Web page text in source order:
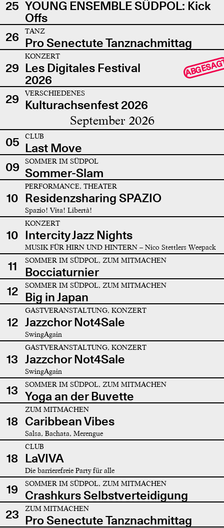
25 YOUNG ENSEMBLE SÜDPOL: Kick
Offs
26
TANZ
Pro Senectute Tanznachmittag
29
KONZERT
Les Digitales Festival
2026
29 VERSCHIEDENES
Kulturachsenfest 2026
September 2026
05 CLUB
Last Move
09
SOMMER IM SÜDPOL
Sommer-Slam
10
PERFORMANCE, THEATER
Residenzsharing SPAZIO
Spazio! Vita! Libertà!
10
KONZERT
Intercity Jazz Nights
MUSIK FÜR HIRN UND HINTERN – Nico Stettlers Weepack
11 SOMMER IM SÜDPOL, ZUM MITMACHEN
Bocciaturnier
12
SOMMER IM SÜDPOL, ZUM MITMACHEN
Big in Japan
12
GASTVERANSTALTUNG, KONZERT
Jazzchor Not4Sale
SwingAgain
13
GASTVERANSTALTUNG, KONZERT
Jazzchor Not4Sale
SwingAgain
13 SOMMER IM SÜDPOL, ZUM MITMACHEN
Yoga an der Buvette
18
ZUM MITMACHEN
Caribbean Vibes
Salsa, Bachata, Merengue
18
CLUB
LaVIVA
Die barrierefreie Party für alle
19 SOMMER IM SÜDPOL, ZUM MITMACHEN
Crashkurs Selbstverteidigung
23
ZUM MITMACHEN
Pro Senectute Tanznachmittag